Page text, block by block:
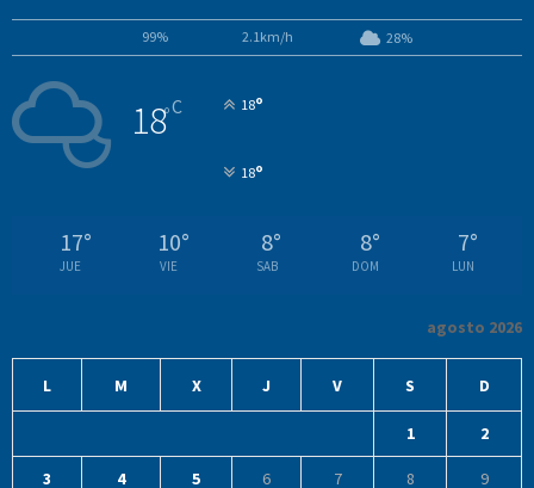
99% 2.1km/h 28%
18°C 18°
18°
17°
JUE
10°
VIE
8°
SAB
8°
DOM
7°
LUN
agosto 2026
L M X J V S D
1 2
3 4 5 6 7 8 9